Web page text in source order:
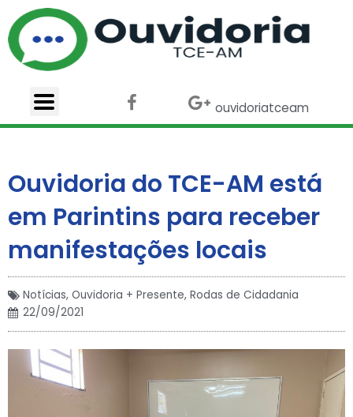
para
conteúdo
F
a
c
o
k
t
t
e
r
G
o
o
e
p
l
u
s
ouvidoriatceam
Ouvidoria do TCE-AM está
em ​​Parintins para receber
manifestações locais
Notícias, Ouvidoria + Presente, Rodas de Cidadania
22/09/2021